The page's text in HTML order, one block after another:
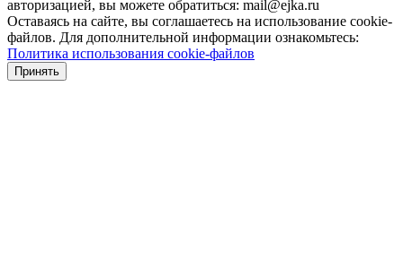
авторизацией, вы можете обратиться: mail@ejka.ru
Оставаясь на сайте, вы соглашаетесь на использование cookie-
файлов. Для дополнительной информации ознакомьтесь:
Политика использования cookie-файлов
Принять